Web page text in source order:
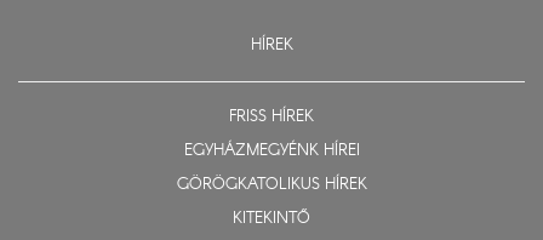
HÍREK
FRISS HÍREK
EGYHÁZMEGYÉNK HÍREI
GÖRÖGKATOLIKUS HÍREK
KITEKINTŐ